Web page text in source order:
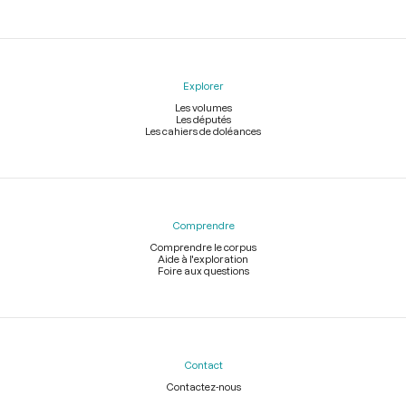
Explorer
Les volumes
Les députés
Les cahiers de doléances
Comprendre
Comprendre le corpus
Aide à l'exploration
Foire aux questions
Contact
Contactez-nous